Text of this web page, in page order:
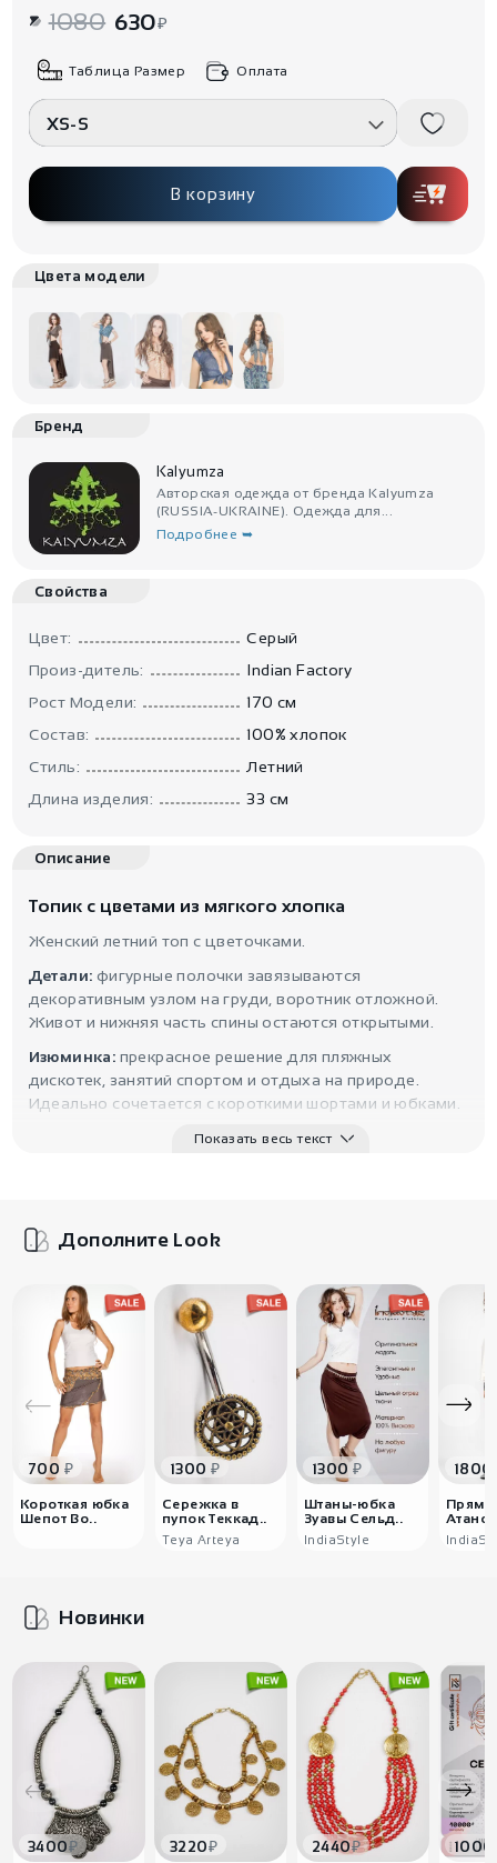
1080 630₽
Таблица Размер Оплата
XS-S
В корзину
Цвета модели
Бренд
Kalyumza
Авторская одежда от бренда Kalyumza
(RUSSIA-UKRAINE). Одежда для...
Подробнее ➥
Свойства
Цвет:
Серый
Произ-дитель:
Indian Factory
Рост Модели:
170 см
Состав:
100% хлопок
Стиль:
Летний
Длина изделия:
33 см
Описание
Топик с цветами из мягкого хлопка
Женский летний топ с цветочками.
Детали: фигурные полочки завязываются
декоративным узлом на груди, воротник отложной.
Живот и нижняя часть спины остаются открытыми.
Изюминка: прекрасное решение для пляжных
дискотек, занятий спортом и отдыха на природе.
Идеально сочетается с короткими шортами и юбками.
Показать весь текст
Дополните Look
700 ₽
Короткая юбка
Шепот Во..
1300 ₽
Сережка в
пупок Теккад..
Teya Arteya
1300 ₽
Штаны-юбка
Зуавы Сельд..
IndiaStyle
1800
Новинки
3400₽ 3220₽ 2440₽